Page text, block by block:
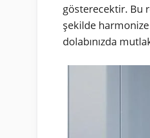
gösterecektir. Bu
şekilde
dolabınızda